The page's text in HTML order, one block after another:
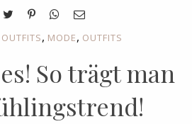
, MODE, OUTFITS
So trägt man